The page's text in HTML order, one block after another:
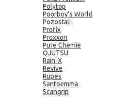
Polytop
Poorboy's World
Pozostali
Profix
Proxxon
Pure Chemie
QJUTSU
Rain-X
Revive
Rupes
Santoemma
Scangrip